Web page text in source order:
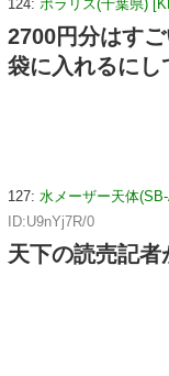
124: ポラリス(千葉県)
2700円分はす
袋に入れるにし
127: 水メーザー天体
ID:U9nYj7R/0
天下の読売記者